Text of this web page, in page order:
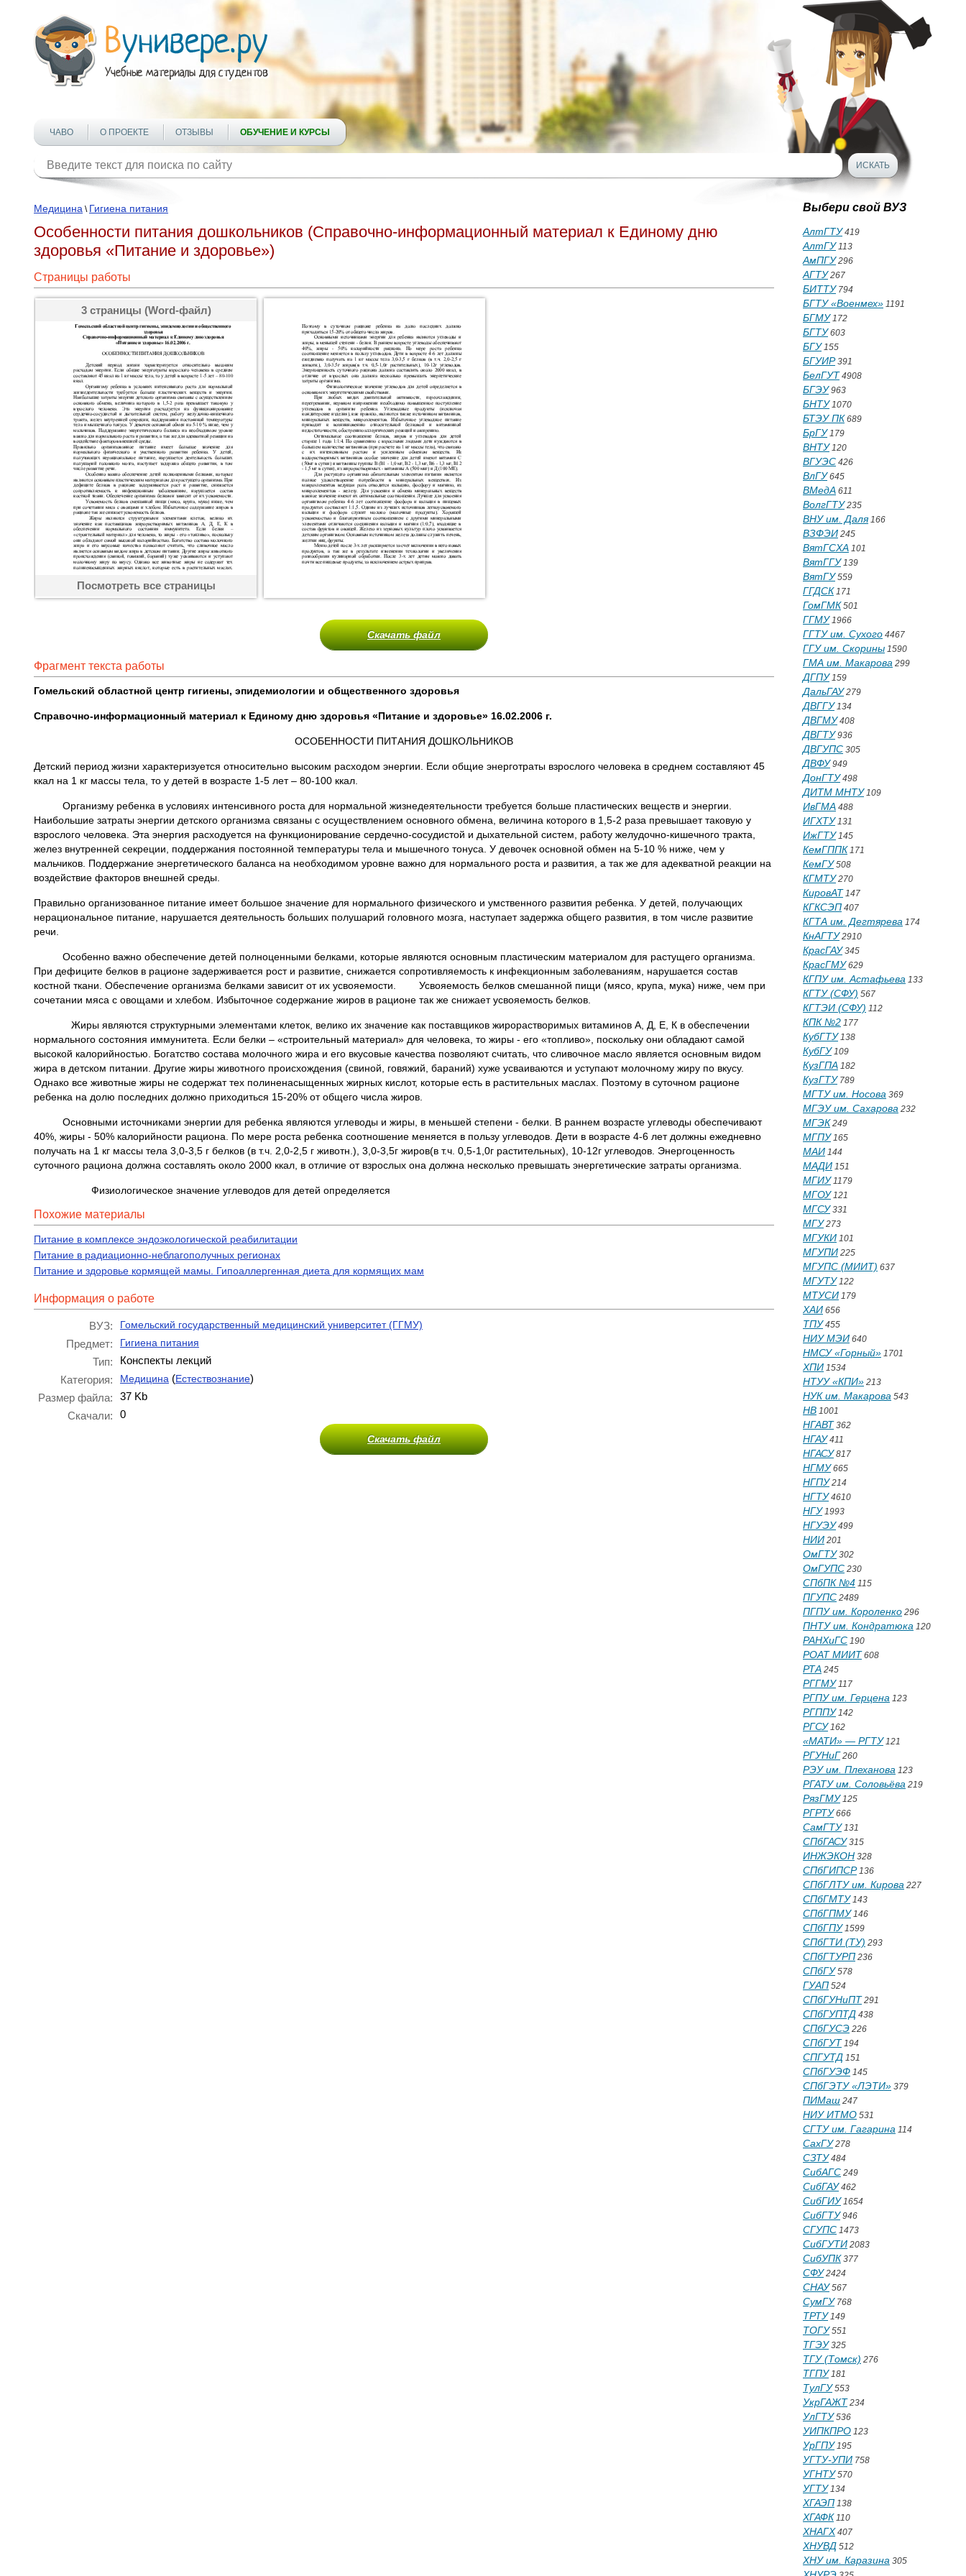
ЧАВО О ПРОЕКТЕ ОТЗЫВЫ ОБУЧЕНИЕ И КУРСЫ
Медицина \ Гигиена питания
Особенности питания дошкольников (Справочно-информационный материал к Единому дню
здоровья «Питание и здоровье»)
Страницы работы
3 страницы (Word-файл)
Посмотреть все страницы
Скачать файл
Фрагмент текста работы
Гомельский областной центр гигиены, эпидемиологии и общественного здоровья
Справочно-информационный материал к Единому дню здоровья «Питание и здоровье» 16.02.2006 г.
ОСОБЕННОСТИ ПИТАНИЯ ДОШКОЛЬНИКОВ
Детский период жизни характеризуется относительно высоким расходом энергии. Если общие энерготраты взрослого человека в среднем составляют 45
ккал на 1 кг массы тела, то у детей в возрасте 1-5 лет – 80-100 ккал.
Организму ребенка в условиях интенсивного роста для нормальной жизнедеятельности требуется больше пластических веществ и энергии.
Наибольшие затраты энергии детского организма связаны с осуществлением основного обмена, величина которого в 1,5-2 раза превышает таковую у
взрослого человека. Эта энергия расходуется на функционирование сердечно-сосудистой и дыхательной систем, работу желудочно-кишечного тракта,
желез внутренней секреции, поддержания постоянной температуры тела и мышечного тонуса. У девочек основной обмен на 5-10 % ниже, чем у
мальчиков. Поддержание энергетического баланса на необходимом уровне важно для нормального роста и развития, а так же для адекватной реакции на
воздействие факторов внешней среды.
Правильно организованное питание имеет большое значение для нормального физического и умственного развития ребенка. У детей, получающих
нерациональное питание, нарушается деятельность больших полушарий головного мозга, наступает задержка общего развития, в том числе развитие
речи.
Особенно важно обеспечение детей полноценными белками, которые являются основным пластическим материалом для растущего организма.
При дефиците белков в рационе задерживается рост и развитие, снижается сопротивляемость к инфекционным заболеваниям, нарушается состав
костной ткани. Обеспечение организма белками зависит от их усвояемости. Усвояемость белков смешанной пищи (мясо, крупа, мука) ниже, чем при
сочетании мяса с овощами и хлебом. Избыточное содержание жиров в рационе так же снижает усвояемость белков.
Жиры являются структурными элементами клеток, велико их значение как поставщиков жирорастворимых витаминов А, Д, Е, К в обеспечении
нормального состояния иммунитета. Если белки – «строительный материал» для человека, то жиры - его «топливо», поскольку они обладают самой
высокой калорийностью. Богатство состава молочного жира и его вкусовые качества позволяют считать, что сливочное масло является основным видом
жира в детском питании. Другие жиры животного происхождения (свиной, говяжий, бараний) хуже усваиваются и уступают молочному жиру по вкусу.
Однако все животные жиры не содержат тех полиненасыщенных жирных кислот, которые есть в растительных маслах. Поэтому в суточном рационе
ребенка на долю последних должно приходиться 15-20% от общего числа жиров.
Основными источниками энергии для ребенка являются углеводы и жиры, в меньшей степени - белки. В раннем возрасте углеводы обеспечивают
40%, жиры - 50% калорийности рациона. По мере роста ребенка соотношение меняется в пользу углеводов. Дети в возрасте 4-6 лет должны ежедневно
получать на 1 кг массы тела 3,0-3,5 г белков (в т.ч. 2,0-2,5 г животн.), 3,0-3,5г жиров(в т.ч. 0,5-1,0г растительных), 10-12г углеводов. Энергоценность
суточного рациона должна составлять около 2000 ккал, в отличие от взрослых она должна несколько превышать энергетические затраты организма.
Физиологическое значение углеводов для детей определяется
Похожие материалы
Питание в комплексе эндоэкологической реабилитации
Питание в радиационно-неблагополучных регионах
Питание и здоровье кормящей мамы. Гипоаллергенная диета для кормящих мам
Информация о работе
ВУЗ: Гомельский государственный медицинский университет (ГГМУ)
Предмет: Гигиена питания
Тип:
Конспекты лекций
Категория:
Медицина (Естествознание)
Размер файла:
37 Kb
Скачали:
0
Скачать файл
Выбери свой ВУЗ
АлтГТУ419
АлтГУ113
АмПГУ296
АГТУ267
БИТТУ794
БГТУ «Военмех» 1191
БГМУ172
БГТУ603
БГУ155
БГУИР391
БелГУТ 4908
БГЭУ963
БНТУ1070
БТЭУ ПК 689
БрГУ179
ВНТУ120
ВГУЭС 426
ВлГУ645
ВМедА 611
ВолгГТУ235
ВНУ им. Даля166
ВЗФЭИ 245
ВятГСХА 101
ВятГГУ139
ВятГУ559
ГГДСК 171
ГомГМК 501
ГГМУ1966
ГГТУ им. Сухого 4467
ГГУ им. Скорины 1590
ГМА им. Макарова 299
ДГПУ159
ДальГАУ279
ДВГГУ134
ДВГМУ408
ДВГТУ936
ДВГУПС 305
ДВФУ949
ДонГТУ498
ДИТМ МНТУ109
ИвГМА 488
ИГХТУ131
ИжГТУ145
КемГППК 171
КемГУ508
КГМТУ270
КировАТ 147
КГКСЭП 407
КГТА им. Дегтярева 174
КнАГТУ2910
КрасГАУ345
КрасГМУ629
КГПУ им. Астафьева 133
КГТУ (СФУ) 567
КГТЭИ (СФУ) 112
КПК №2 177
КубГТУ138
КубГУ109
КузГПА 182
КузГТУ789
МГТУ им. Носова 369
МГЭУ им. Сахарова 232
МГЭК 249
МГПУ165
МАИ 144
МАДИ 151
МГИУ1179
МГОУ121
МГСУ331
МГУ273
МГУКИ 101
МГУПИ 225
МГУПС (МИИТ) 637
МГУТУ122
МТУСИ 179
ХАИ 656
ТПУ455
НИУ МЭИ 640
НМСУ «Горный» 1701
ХПИ 1534
НТУУ «КПИ» 213
НУК им. Макарова 543
НВ 1001
НГАВТ 362
НГАУ411
НГАСУ817
НГМУ665
НГПУ214
НГТУ4610
НГУ1993
НГУЭУ499
НИИ 201
ОмГТУ302
ОмГУПС 230
СПбПК №4 115
ПГУПС 2489
ПГПУ им. Короленко 296
ПНТУ им. Кондратюка 120
РАНХиГС 190
РОАТ МИИТ 608
РТА 245
РГГМУ117
РГПУ им. Герцена 123
РГППУ142
РГСУ162
«МАТИ» — РГТУ121
РГУНиГ 260
РЭУ им. Плеханова 123
РГАТУ им. Соловьёва 219
РязГМУ125
РГРТУ666
СамГТУ131
СПбГАСУ315
ИНЖЭКОН 328
СПбГИПСР136
СПбГЛТУ им. Кирова 227
СПбГМТУ143
СПбГПМУ146
СПбГПУ1599
СПбГТИ (ТУ) 293
СПбГТУРП 236
СПбГУ578
ГУАП 524
СПбГУНиПТ 291
СПбГУПТД 438
СПбГУСЭ 226
СПбГУТ 194
СПГУТД 151
СПбГУЭФ 145
СПбГЭТУ «ЛЭТИ» 379
ПИМаш 247
НИУ ИТМО 531
СГТУ им. Гагарина 114
СахГУ278
СЗТУ484
СибАГС 249
СибГАУ462
СибГИУ1654
СибГТУ946
СГУПС 1473
СибГУТИ 2083
СибУПК 377
СФУ2424
СНАУ567
СумГУ768
ТРТУ149
ТОГУ551
ТГЭУ325
ТГУ (Томск) 276
ТГПУ181
ТулГУ553
УкрГАЖТ 234
УлГТУ536
УИПКПРО 123
УрГПУ195
УГТУ-УПИ 758
УГНТУ570
УГТУ134
ХГАЭП 138
ХГАФК 110
ХНАГХ 407
ХНУВД 512
ХНУ им. Каразина 305